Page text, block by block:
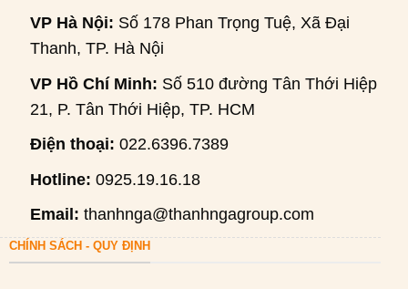
VP Hà Nội: Số 178 Phan Trọng Tuệ, Xã Đại
Thanh, TP. Hà Nội
VP Hồ Chí Minh: Số 510 đường Tân Thới Hiệp
21, P. Tân Thới Hiệp, TP. HCM
Điện thoại: 022.6396.7389
Hotline: 0925.19.16.18
Email: thanhnga@thanhngagroup.com
CHÍNH SÁCH - QUY ĐỊNH